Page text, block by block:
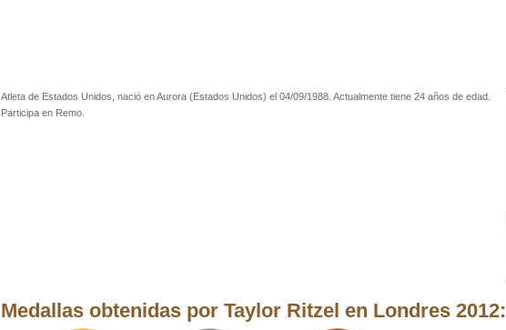
Atleta de Estados Unidos, nació en Aurora (Estados Unidos) el 04/09/1988. Actualmente tiene 24 años de edad.
Participa en Remo.
Medallas obtenidas por Taylor Ritzel en Londres 2012: